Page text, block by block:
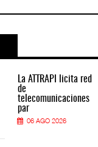
La ATTRAPI licita red
de
telecomunicaciones
par
06 AGO 2026